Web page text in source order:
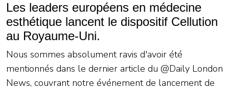
Les leaders européens en médecine
esthétique lancent le dispositif Cellution
au Royaume-Uni.
Nous sommes absolument ravis d'avoir été
mentionnés dans le dernier article du @Daily London
News, couvrant notre événement de lancement de